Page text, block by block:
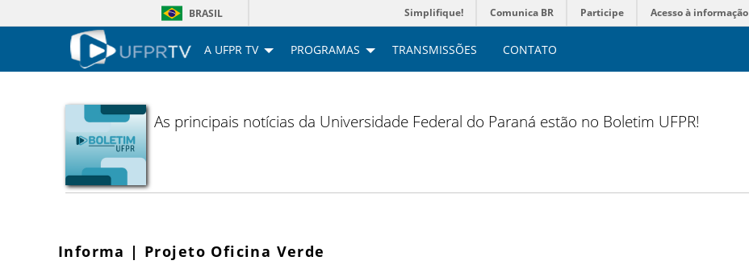
BRASIL Simplifique! Comunica BR Participe Acesso à informação
A UFPR TV PROGRAMAS TRANSMISSÕES CONTATO
As principais notícias da Universidade Federal do Paraná estão no Boletim UFPR!
Informa | Projeto Oficina Verde